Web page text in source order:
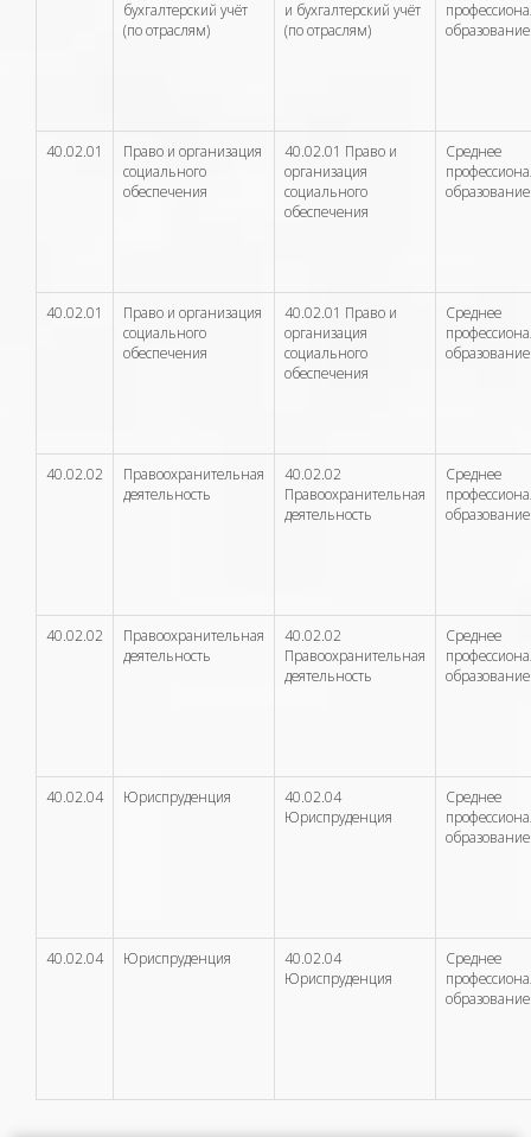
бухгалтерский учёт
(по отраслям)
и бухгалтерский учёт
(по отраслям)
образование
40.02.01
Право и организация
социального
обеспечения
40.02.01 Право и
организация
социального
обеспечения
Среднее
образование
40.02.01
Право и организация
социального
обеспечения
40.02.01 Право и
организация
социального
обеспечения
Среднее
образование
40.02.02
Правоохранительная
деятельность
40.02.02
Правоохранительная
деятельность
Среднее
образование
40.02.02
Правоохранительная
деятельность
40.02.02
Правоохранительная
деятельность
Среднее
образование
40.02.04 Юриспруденция
40.02.04
Юриспруденция
Среднее
образование
40.02.04 Юриспруденция
40.02.04
Юриспруденция
Среднее
образование